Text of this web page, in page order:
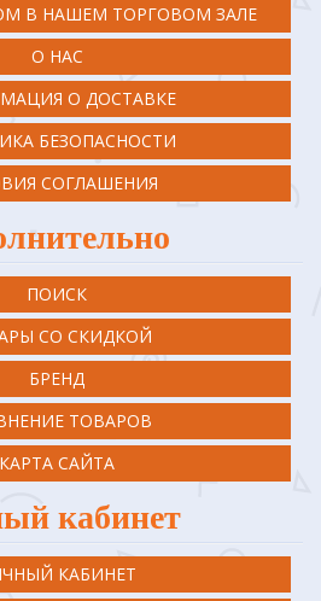
В НАШЕМ ТОРГОВОМ ЗАЛЕ
О НАС
О ДОСТАВКЕ
БЕЗОПАСНОСТИ
СОГЛАШЕНИЯ
ПОИСК
СО СКИДКОЙ
БРЕНД
ТОВАРОВ
КАРТА САЙТА
кабинет
КАБИНЕТ